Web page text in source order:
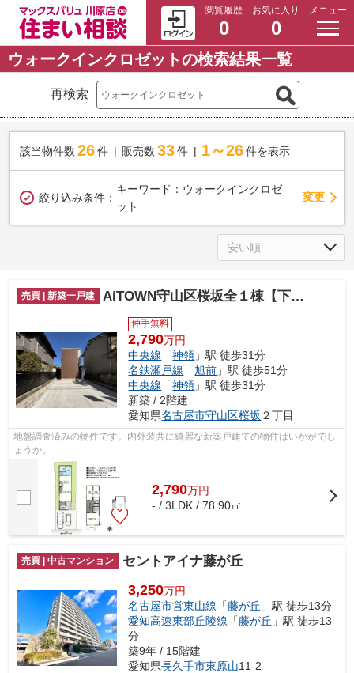
閲覧履歴
0
お気に入り
0
メニュー
ウォークインクロゼットの検索結果一覧
再検索
該当物件数 26件 販売数 33 件 1～26 件を表示
絞り込み条件：
キーワード：ウォークインクロゼ
ット
変更
売買 | 新築一戸建 AiTOWN守山区桜坂全１棟【下志段味小 志段味中】
仲手無料
2,790万円
中央線 「神領 」駅 徒歩31分
名鉄瀬戸線 「旭前 」駅 徒歩51分
中央線 「神領 」駅 徒歩31分
新築 / 2階建
愛知県名古屋市守山区桜坂 ２丁目
地盤調査済みの物件です。内外装共に綺麗な新築戸建ての物件はいかがでし
ょうか。
2,790万円
- / 3LDK / 78.90㎡
売買 | 中古マンション セントアイナ藤が丘
3,250万円
名古屋市営東山線 「藤が丘 」駅 徒歩13分
愛知高速東部丘陵線 「藤が丘 」駅 徒歩13
分
築9年 / 15階建
愛知県長久手市東原山11-2